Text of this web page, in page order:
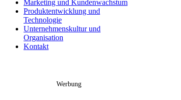
Marketing und Kundenwachstum
Produktentwicklung und
Technologie
Unternehmenskultur und
Organisation
Kontakt
Werbung